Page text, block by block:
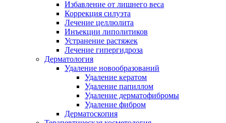
Избавление от лишнего веса
Коррекция силуэта
Лечение целлюлита
Инъекции липолитиков
Устранение растяжек
Лечение гипергидроза
Дерматология
Удаление новообразований
Удаление кератом
Удаление папиллом
Удаление дерматофибромы
Удаление фибром
Дерматоскопия